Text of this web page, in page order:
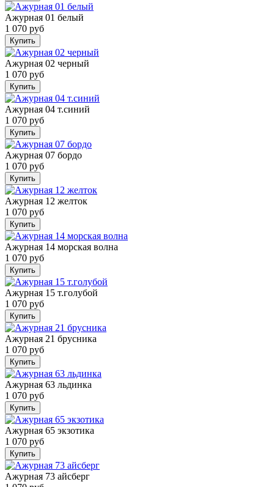
Ажурная 01 белый
1 070 руб
Купить
Ажурная 02 черный
1 070 руб
Купить
Ажурная 04 т.синий
1 070 руб
Купить
Ажурная 07 бордо
1 070 руб
Купить
Ажурная 12 желток
1 070 руб
Купить
Ажурная 14 морская волна
1 070 руб
Купить
Ажурная 15 т.голубой
1 070 руб
Купить
Ажурная 21 брусника
1 070 руб
Купить
Ажурная 63 льдинка
1 070 руб
Купить
Ажурная 65 экзотика
1 070 руб
Купить
Ажурная 73 айсберг